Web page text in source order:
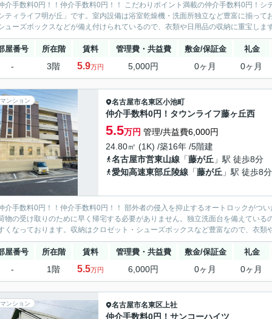
介手数料0円！！仲介手数料0円！！ こだわりポイント満載の仲介手数料0円！
ティライフ明が丘」です。室内設備は浴室乾燥機・洗面所独立など豊富に揃っ
ューズボックスなどが備え付けられているので、衣類や日用品の収納に重宝し
屋番号 所在階 賃料 管理費・共益費 敷金/保証金 礼金
- 3階 5.9万円 5,000円 0ヶ月 0ヶ月
ンション 名古屋市名東区小池町
仲介手数料0円！タウンライフ藤ヶ丘西
5.5万円 管理/共益費6,000円
24.80㎡ (1K) /築16年 /5階建
名古屋市営東山線 「藤が丘 」駅 徒歩8分
愛知高速東部丘陵線 「藤が丘 」駅 徒歩8分
介手数料0円！！仲介手数料0円！！ 部外者の侵入を抑止するオートロックがつ
物の受け取りのために早く帰宅する必要がありません。独立洗面台を備えてい
くなっております。収納はクロゼット・シューズボックスなど豊富なので、衣
屋番号 所在階 賃料 管理費・共益費 敷金/保証金 礼金
- 1階 5.5万円 6,000円 0ヶ月 0ヶ月
ンション 名古屋市名東区上社
仲介手数料0円！サンコーハイツ